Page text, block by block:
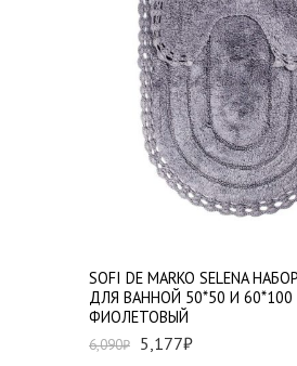
SOFI DE MARKO SELENA
ДЛЯ ВАННОЙ 50*50 И
ФИОЛЕТОВЫЙ
6,090₽ 5,177₽